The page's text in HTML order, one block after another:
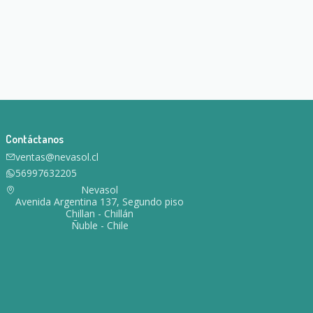
Contáctanos
ventas@nevasol.cl
56997632205
Nevasol
Avenida Argentina 137, Segundo piso
Chillan - Chillán
Ñuble - Chile